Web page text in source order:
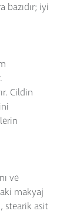
bazıdır; iyi
Cildin
ve
makyaj
stearik asit